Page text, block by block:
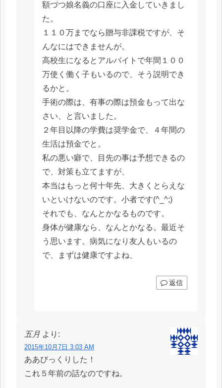
額づつ娘名義の口座に入金していきまし
た。
１１０万までなら贈与非課税ですが、そ
んなにはできませんが。
高校生になるとアルバイトで年間１００
万使く働く子もいるので、そう説明でき
るかと。
手術の際は、有事の際は預金もって出な
さい、と言いました。
２年目以降の学費は奨学金で、４年間の
生活は預金でと。
私の悪い癖で、目先の事は予想できるの
で、対策も立てますが、
本当はもっと何十年先、大きくとらえな
いといけないのです。小者です(^_^;)
それでも、なんとかなるものです。
身体が健康なら、なんとかなる。最近そ
う思います。病気になり友人もいるの
で、まずは健康ですよね、
返信
五月 より:
2015年10月7日 3:03 AM
ああびっくりした！
これ５年前の話なのですね。